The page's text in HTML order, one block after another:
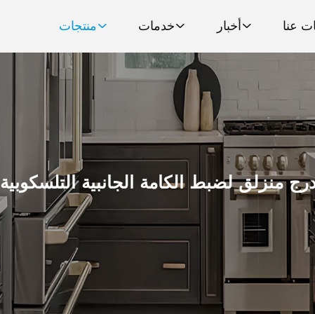
منتجات خدمات أخبار عنا
منزلق لضبط الكامة الجانبية التلسكوبية